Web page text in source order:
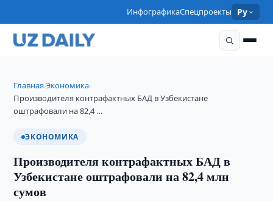
ИнфографикаСпецпроекты Ру
Главная›Экономика›
Производителя контрафактных БАД в Узбекистане
оштрафовали на 82,4 …
ЭКОНОМИКА
Производителя контрафактных БАД в
Узбекистане оштрафовали на 82,4 млн
сумов